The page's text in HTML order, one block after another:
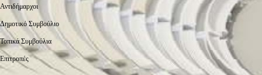
Αντιδήμαρχοι
Δημοτικό Συμβούλιο
Τοπικά Συμβούλια
Επιτροπές